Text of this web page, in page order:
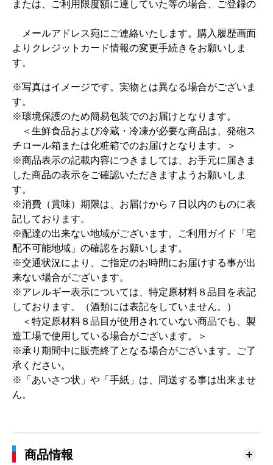
または、ご利用限度額に達していた等の場合、ご登録の
メールアドレス宛にご連絡いたします。購入履歴画面
よりクレジットカード情報の変更手続きをお願いしま
す。
※写真はイメージです。実物とは異なる場合がございま
す。
※環境保護のため簡易包装でのお届けとなります。
＜生鮮食品および冷蔵・冷凍が必要な商品は、発砲ス
チロール箱または化粧箱でのお届けとなります。＞
※商品表示の記載内容につきましては、お手元に届きま
した商品の表示をご確認いただきますようお願いしま
す。
※消費（賞味）期限は、お届けから７日以内のものに表
記しております。
※配達の出来ない地域がございます。ご利用ガイド「宅
配不可能地域」の確認をお願いします。
※交通状況により、ご指定のお時間にお届けする事が出
来ない場合がございます。
※アレルギー表示については、特定原材料８品目を表記
しております。（酒類には表記をしていません。）
＜特定原材料８品目が使用されていない商品でも、製
造工場で使用している場合がございます。＞
※承り期間中に販売終了となる場合がございます。ご了
承ください。
※「あいさつ状」や「手紙」は、同送する事は出来ませ
ん。
商品情報